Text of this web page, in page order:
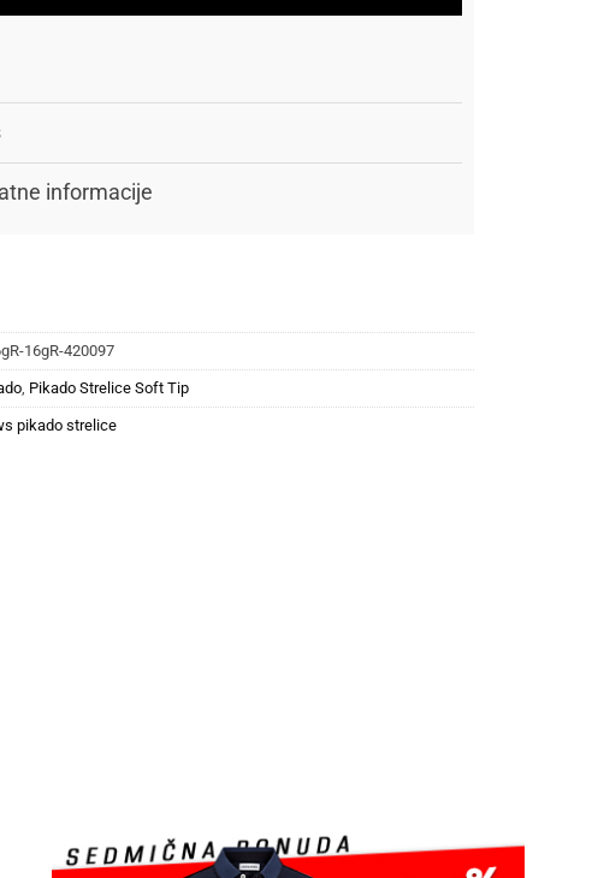
informacije
16gR-420097
, Pikado Strelice Soft Tip
pikado strelice